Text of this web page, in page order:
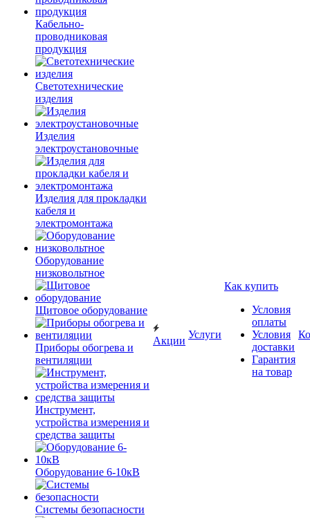
Кабельно-
проводниковая
продукция
Светотехнические
изделия
Изделия
электроустановочные
Изделия для прокладки
кабеля и
электромонтажа
Оборудование
низковольтное
Щитовое оборудование
Приборы обогрева и
вентиляции
Инструмент,
устройства измерения и
средства защиты
Оборудование 6-10кВ
Системы безопасности
Акции
Услуги
Как купить
Условия
оплаты
Условия
доставки
Гарантия
на товар